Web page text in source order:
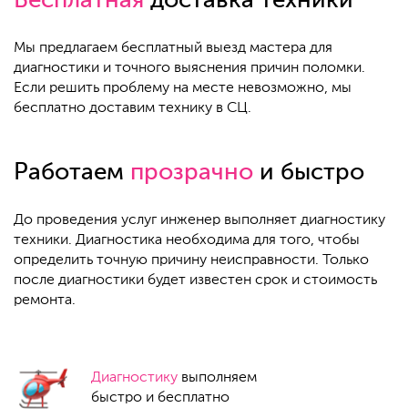
Мы предлагаем бесплатный выезд мастера для
диагностики и точного выяснения причин поломки.
Если решить проблему на месте невозможно, мы
бесплатно доставим технику в СЦ.
Работаем прозрачно и быстро
До проведения услуг инженер выполняет диагностику
техники. Диагностика необходима для того, чтобы
определить точную причину неисправности. Только
после диагностики будет известен срок и стоимость
ремонта.
Диагностику выполняем
быстро и бесплатно